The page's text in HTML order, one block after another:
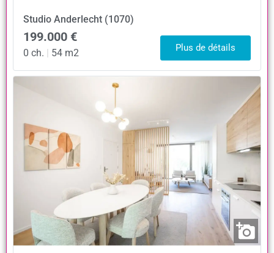
Studio Anderlecht (1070)
199.000 €
0 ch. 54 m2 Plus de détails